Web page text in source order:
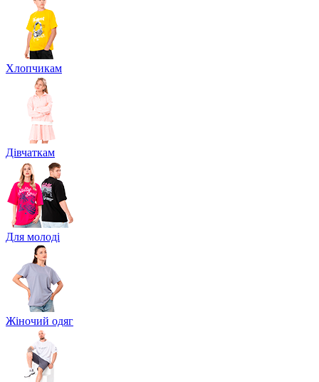
Хлопчикам
Дівчаткам
Для молоді
Жіночий одяг